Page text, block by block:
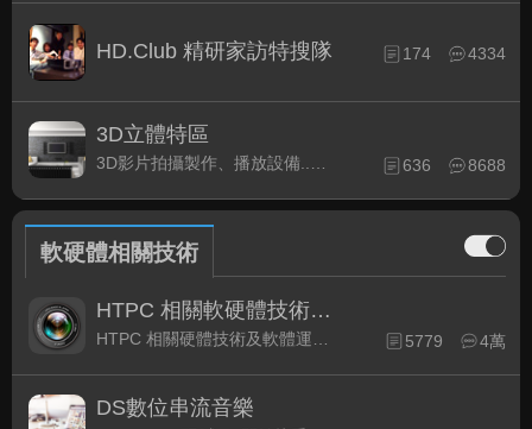
HD.Club 精研家訪特搜隊 174 4334
3D立體特區
3D影片拍攝製作、播放設備..等相關討論 636 8688
軟硬體相關技術
HTPC 相關軟硬體技術及運用
5779 4萬
DS數位串流音樂